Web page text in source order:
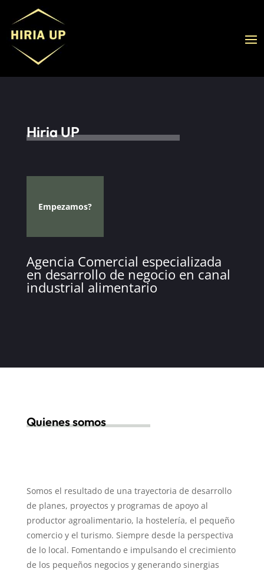
Hiria UP
Empezamos?
Agencia Comercial especializada
en desarrollo de negocio en canal
industrial alimentario
Somos el resultado de una trayectoria de desarrollo
de planes, proyectos y programas de apoyo al
productor agroalimentario, la hostelería, el pequeño
comercio y el turismo. Siempre desde la perspectiva
de lo local. Fomentando e impulsando el crecimiento
de los pequeños negocios y generando sinergias
Quienes somos